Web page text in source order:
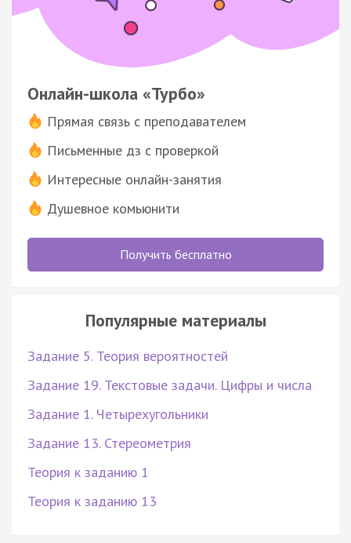
Онлайн-школа «Турбо»
Прямая связь с преподавателем
Письменные дз с проверкой
Интересные онлайн-занятия
Душевное комьюнити
Получить бесплатно
Популярные материалы
Задание 5. Теория вероятностей
Задание 19. Текстовые задачи. Цифры и числа
Задание 1. Четырехугольники
Задание 13. Стереометрия
Теория к заданию 1
Теория к заданию 13